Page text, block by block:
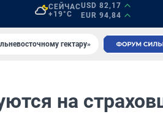
СЕЙЧАС
+19°C
USD 82,17
EUR 94,84
гектару»
на